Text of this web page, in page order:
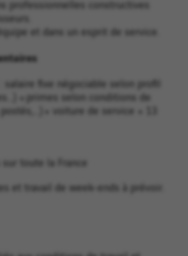
professionnelles constructives
et dans un esprit de service.
salaire fixe négociable selon profil
+ primes selon conditions de
+ voiture de service + 13
toute la France
et travail de week-ends à prévoir.